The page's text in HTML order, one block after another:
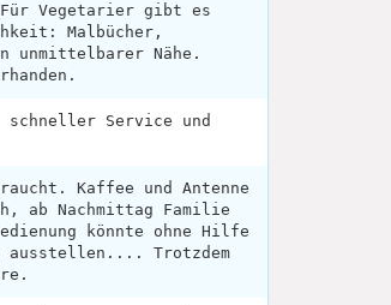
Vegetarier gibt es
Malbücher,
unmittelbarer Nähe.
Service und
Kaffee und Antenne
ab Nachmittag Familie
könnte ohne Hilfe
ausstellen.... Trotzdem